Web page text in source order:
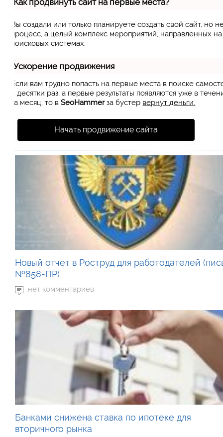
Как продвинуть сайт на первые места?
Вы создали или только планируете создать свой сайт, но
процесс, а целый комплекс мероприятий, направленных
поисковых системах.
Ускорение продвижения
Если вам трудно попасть на первые места в поиске
в десятки раз, а первые результаты появляются уже в
за месяц, то вSeoHammerза бустер вернут деньги.
Начать продвижение сайта
Новый отчет в Роструд для работодателей
№858-ПР)
нет комментариев
Банками снижена ставка по ипотеке для
вторичного рынка